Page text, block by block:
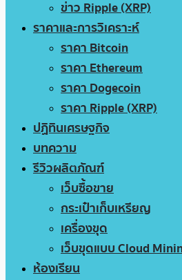
ข่าว Ripple (XRP)
ราคาและการวิเคราะห์
ราคา Bitcoin
ราคา Ethereum
ราคา Dogecoin
ราคา Ripple (XRP)
ปฏิทินเศรษฐกิจ
บทความ
รีวิวผลิตภัณฑ์
เว็บซื้อขาย
กระเป๋าเก็บเหรียญ
เครื่องขุด
เว็บขุดแบบ Cloud
ห้องเรียน